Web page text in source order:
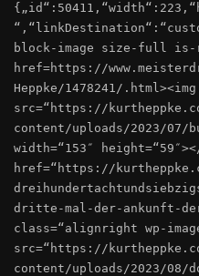
block-image size-full is-
href=https://
Heppke/1478241/
src=“https://
content/uploads/2023/07/
width=“153″
href=“https://
dritte-mal-der-ankunft-
class=“alignright wp-
src=“https://
content/uploads/2023/08/